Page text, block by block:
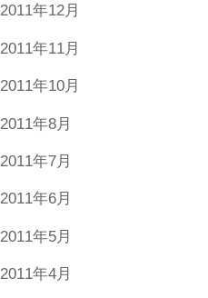
2011年12月
2011年11月
2011年10月
2011年8月
2011年7月
2011年6月
2011年5月
2011年4月